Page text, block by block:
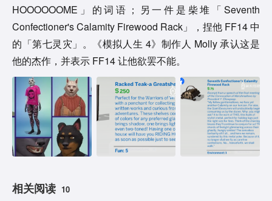
HOOOOOOME」的词语；另一件是柴堆「Seventh
Confectioner's Calamity Firewood Rack」，捏他 FF14 中
的「第七灵灾」。《模拟人生 4》制作人 Molly 承认这是
他的杰作，并表示 FF14 让他欲罢不能。
相关阅读 10